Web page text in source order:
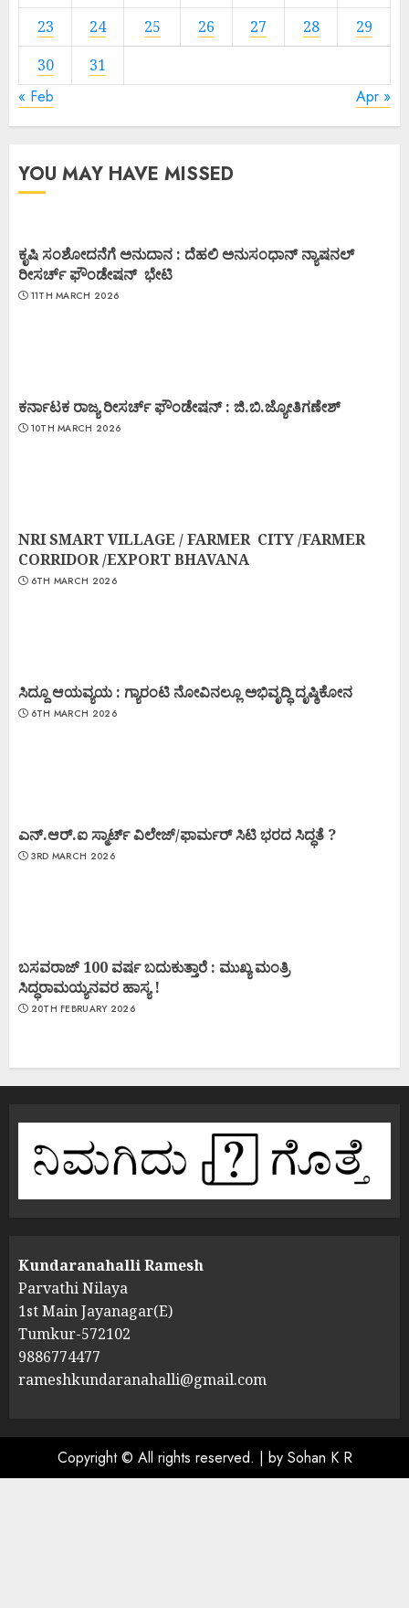
23
24 25 26 27 28
29
30
31
« Feb Apr »
YOU MAY HAVE MISSED
ಕೃಷಿ ಸಂಶೋದನೆಗೆ ಅನುದಾನ : ದೆಹಲಿ ಅನುಸಂಧಾನ್ ನ್ಯಾಷನಲ್
ರೀಸರ್ಚ್ ಫೌಂಡೇಷನ್ ಭೇಟಿ
11TH MARCH 2026
ಕರ್ನಾಟಕ ರಾಜ್ಯ ರೀಸರ್ಚ್ ಫೌಂಡೇಷನ್ : ಜಿ.ಬಿ.ಜ್ಯೋತಿಗಣೇಶ್
10TH MARCH 2026
NRI SMART VILLAGE / FARMER CITY /FARMER
CORRIDOR /EXPORT BHAVANA
6TH MARCH 2026
ಸಿದ್ದೂ ಆಯವ್ಯಯ : ಗ್ಯಾರಂಟಿ ನೋವಿನಲ್ಲೂ ಅಭಿವೃದ್ಧಿ ದೃಷ್ಠಿಕೋನ
6TH MARCH 2026
ಎನ್.ಆರ್.ಐ ಸ್ಮಾರ್ಟ್ ವಿಲೇಜ್/ಫಾರ್ಮರ್ ಸಿಟಿ ಭರದ ಸಿದ್ಧತೆ ?
3RD MARCH 2026
ಬಸವರಾಜ್ 100 ವರ್ಷ ಬದುಕುತ್ತಾರೆ : ಮುಖ್ಯ ಮಂತ್ರಿ
ಸಿದ್ಧರಾಮಯ್ಯನವರ ಹಾಸ್ಯ !
20TH FEBRUARY 2026
Kundaranahalli Ramesh
Parvathi Nilaya
1st Main Jayanagar(E)
Tumkur-572102
9886774477
rameshkundaranahalli@gmail.com
Copyright © All rights reserved. | by Sohan K R